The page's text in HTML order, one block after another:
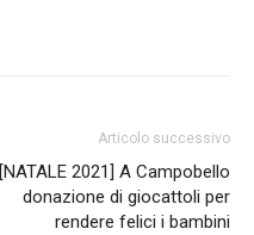
Articolo successivo
[NATALE 2021] A Campobello
donazione di giocattoli per
rendere felici i bambini